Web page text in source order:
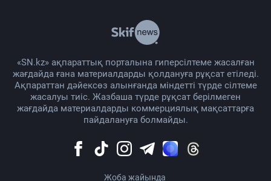
«SN.kz» ақпараттық порталына гиперсілтеме жасалған
жағдайда ғана материалдарды қолдануға рұқсат етіледі.
Ақпараттан дәйексөз алынғанда міндетті түрде сілтеме
жасалуы тиіс. Жазбаша түрде рұқсат берілмеген
жағдайда материалдарды коммерциялық мақсаттарға
пайдалануға болмайды.
Жоба жайында